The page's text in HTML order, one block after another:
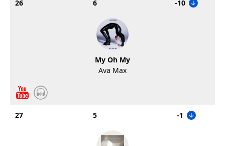
26 6 -10
My Oh My
Ava Max
27 5 -1